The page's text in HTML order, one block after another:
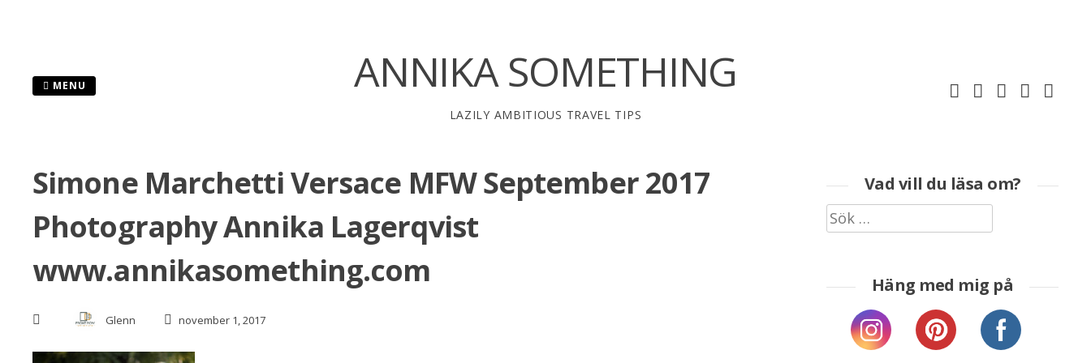
ANNIKA SOMETHING
LAZILY AMBITIOUS TRAVEL TIPS
MENU
Simone Marchetti Versace MFW September 2017
Photography Annika Lagerqvist
www.annikasomething.com
Glenn november 1, 2017
Vad vill du läsa om?
Sök
efter:
Häng med mig på